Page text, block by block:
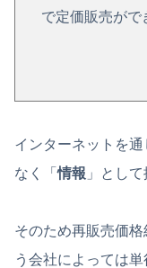
で定価販売がで
インターネットを
なく「情報 」とし
そのため再販売価
う会社によっては